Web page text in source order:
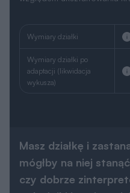
Wymiary działki
Wymiary działki po
adaptacji (likwidacja
wykusza)
Masz działkę i
mógłby na niej
czy dobrze